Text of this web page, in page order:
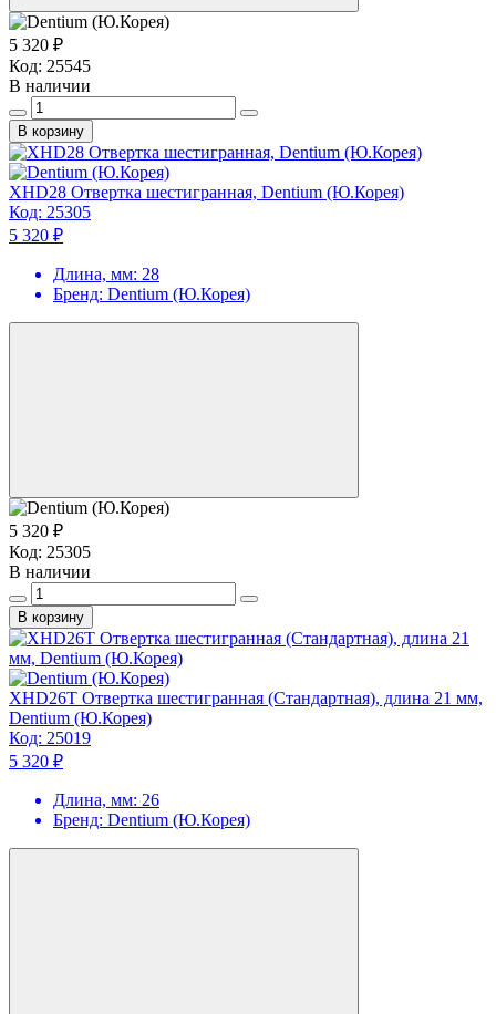
5 320 ₽
Код: 25545
В наличии
В корзину
XHD28 Отвертка шестигранная, Dentium (Ю.Корея)
Код: 25305
5 320 ₽
Длина, мм: 28
Бренд: Dentium (Ю.Корея)
5 320 ₽
Код: 25305
В наличии
В корзину
XHD26T Отвертка шестигранная (Стандартная), длина 21 мм,
Dentium (Ю.Корея)
Код: 25019
5 320 ₽
Длина, мм: 26
Бренд: Dentium (Ю.Корея)